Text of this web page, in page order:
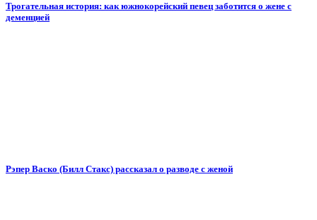
Трогательная история: как южнокорейский певец заботится о жене с
деменцией
Рэпер Васко (Билл Стакс) рассказал о разводе с женой